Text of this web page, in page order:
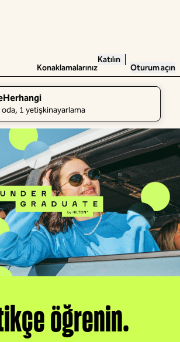
Konaklamalarınız
Katılın
Oturum açın
oda, 1 yetişkinayarlama
Herhangi bir tarih, 1 oda, 1 yetişkin
öğrenin.